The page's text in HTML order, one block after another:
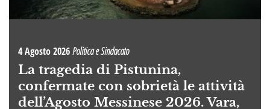
4 Agosto 2026Politica e Sindacato
La tragedia di Pistunina,
confermate con sobrietà le attività
dell’Agosto Messinese 2026. Vara,